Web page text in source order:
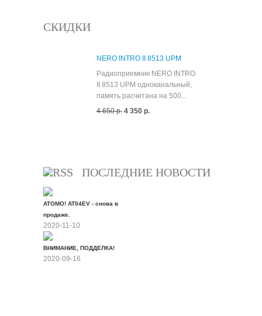
СКИДКИ
NERO INTRO II 8513 UPM
Радиоприемник NERO INTRO
II 8513 UPM одноканальный,
память расчитана на 500...
4 650 р. 4 350 р.
ПОСЛЕДНИЕ НОВОСТИ
ATOMO! AT04EV - снова в
продаже.
2020-11-10
ВНИМАНИЕ, ПОДДЕЛКА!
2020-09-16